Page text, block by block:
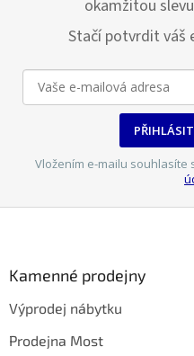
okamžitou
Stačí potvrdit váš
Vložením e-mailu souhlasíte
Kamenné prodejny
Výprodej nábytku
Prodejna Most